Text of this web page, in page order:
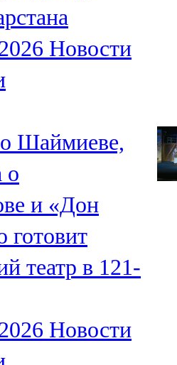
Новости
Шаймиеве,
о
и «Дон
готовит
театр в 121-
Новости